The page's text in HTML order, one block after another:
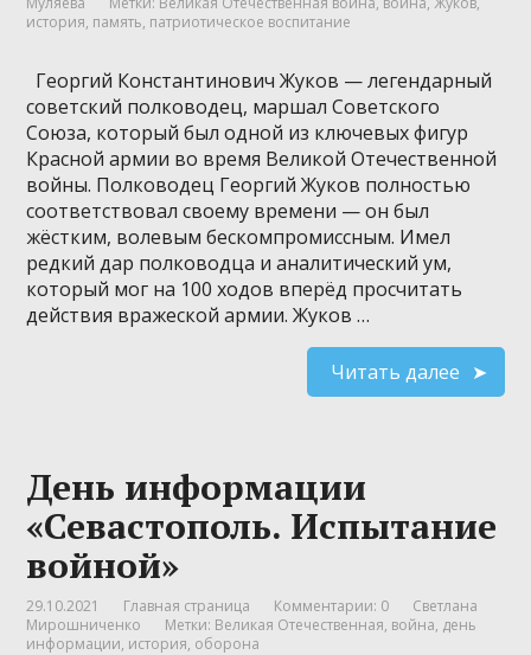
история, память, патриотическое воспитание
Георгий Константинович Жуков — легендарный
советский полководец, маршал Советского
Союза, который был одной из ключевых фигур
Красной армии во время Великой Отечественной
войны. Полководец Георгий Жуков полностью
соответствовал своему времени — он был
жёстким, волевым бескомпромиссным. Имел
редкий дар полководца и аналитический ум,
который мог на 100 ходов вперёд просчитать
действия вражеской армии. Жуков …
Читать далее
День информации
«Севастополь. Испытание
войной»
29.10.2021 Главная страница Комментарии: 0
Светлана
Мирошниченко
Метки: Великая Отечественная, война, день
информации, история, оборона